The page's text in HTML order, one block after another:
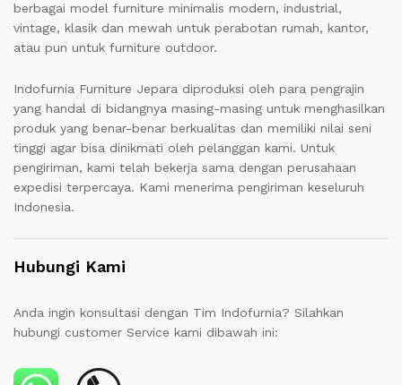
berbagai model furniture minimalis modern, industrial,
vintage, klasik dan mewah untuk perabotan rumah, kantor,
atau pun untuk furniture outdoor.
Indofurnia Furniture Jepara diproduksi oleh para pengrajin
yang handal di bidangnya masing-masing untuk menghasilkan
produk yang benar-benar berkualitas dan memiliki nilai seni
tinggi agar bisa dinikmati oleh pelanggan kami. Untuk
pengiriman, kami telah bekerja sama dengan perusahaan
expedisi terpercaya. Kami menerima pengiriman keseluruh
Indonesia.
Hubungi Kami
Anda ingin konsultasi dengan Tim Indofurnia? Silahkan
hubungi customer Service kami dibawah ini: